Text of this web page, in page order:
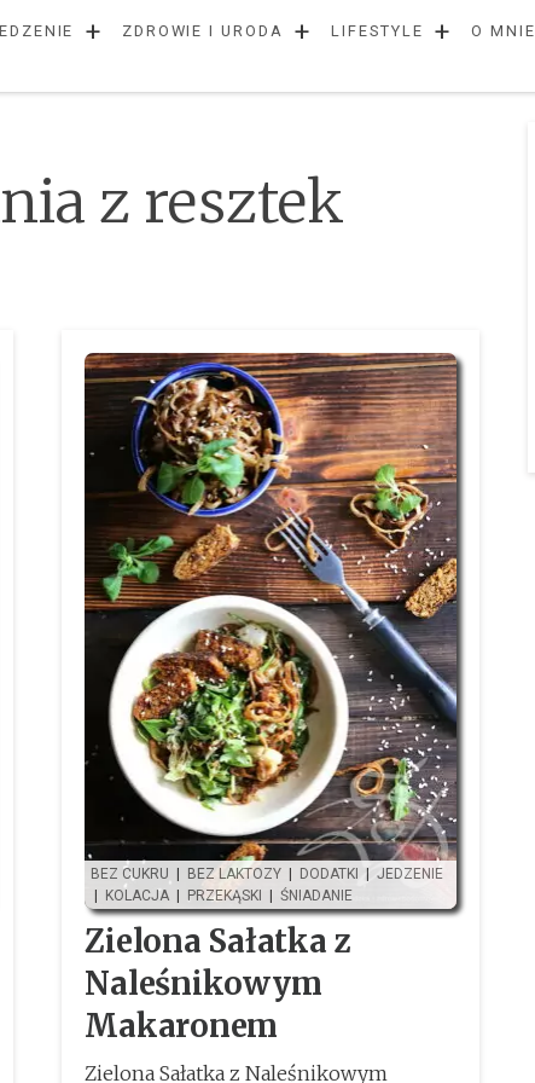
+ ZDROWIE I URODA + LIFESTYLE + O MNIE
z resztek
BEZ CUKRU BEZ LAKTOZY DODATKI
JEDZENIE
KOLACJA PRZEKĄSKI ŚNIADANIE
Zielona Sałatka z
Naleśnikowym
Makaronem
Zielona Sałatka z Naleśnikowym